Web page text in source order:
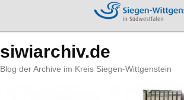
siwiarchiv.de
Blog der Archive im Kreis Siegen-Wittgenstein